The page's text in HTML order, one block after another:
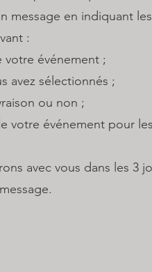
en indiquant les
:
votre événement ;
avez sélectionnés ;
ou non ;
événement pour les
avec vous dans les 3